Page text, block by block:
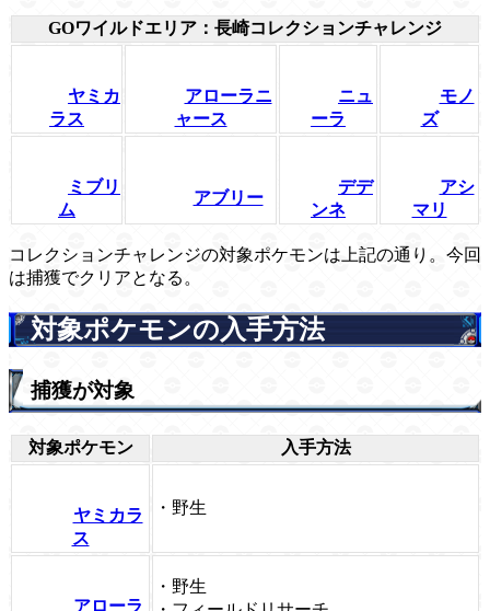
GOワイルドエリア：長崎コレクションチャレンジ
ヤミカ
ラス
アローラニ
ャース
ニュ
ーラ
モノ
ズ
ミブリ
ム
アブリー
デデ
ンネ
アシ
マリ
コレクションチャレンジの対象ポケモンは上記の通り。今回
は捕獲でクリアとなる。
対象ポケモンの入手方法
捕獲が対象
対象ポケモン 入手方法
ヤミカラ
ス
・野生
アローラ
・野生